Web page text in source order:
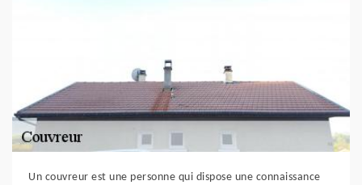
Un couvreur est une personne qui dispose une connaissance